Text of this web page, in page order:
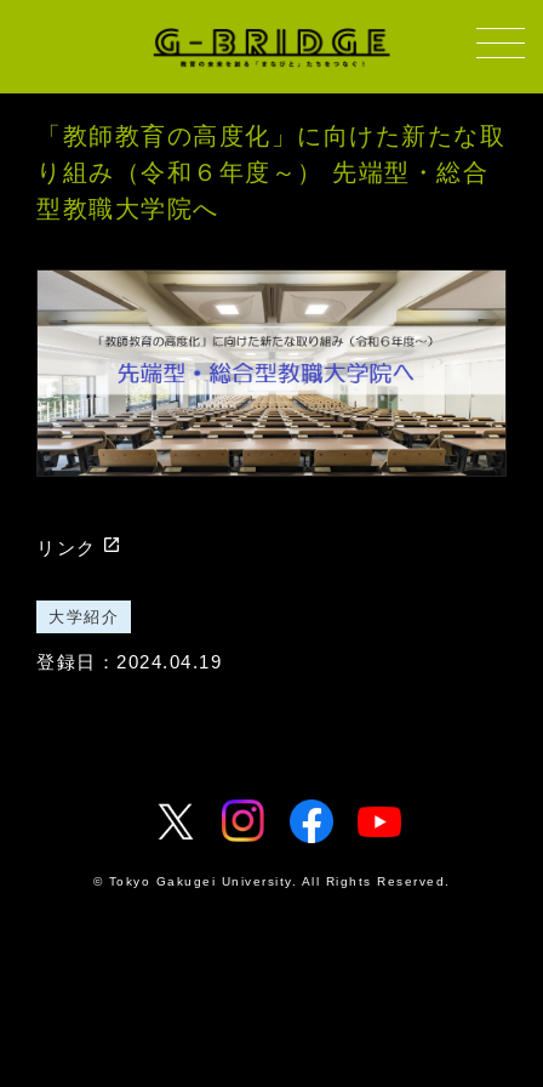
「教師教育の高度化」に向けた新たな取
り組み（令和６年度～） 先端型・総合
型教職大学院へ
リンク launch
大学紹介
登録日：2024.04.19
© Tokyo Gakugei University. All Rights Reserved.